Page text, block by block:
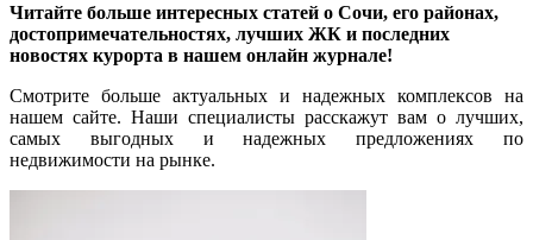
Читайте больше интересных статей о Сочи, его районах,
достопримечательностях, лучших ЖК и последних
новостях курорта в нашем онлайн журнале!
Смотрите больше актуальных и надежных комплексов на
нашем сайте. Наши специалисты расскажут вам о лучших,
самых выгодных и надежных предложениях по
недвижимости на рынке.